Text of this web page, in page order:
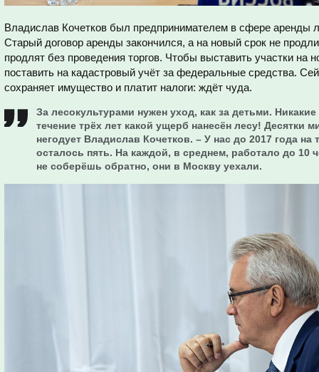
Владислав Кочетков был предпринимателем в сфере аренды
Старый договор аренды закончился, а на новый срок не
продлят без проведения торгов. Чтобы выставить участки
поставить на кадастровый учёт за федеральные средства.
сохраняет имущество и платит налоги: ждёт чуда.
За лесокультурами нужен уход, как за детьми.
течение трёх лет какой ущерб нанесён лесу! Десятки
негодует Владислав Кочетков. – У нас до 2017 года
осталось пять. На каждой, в среднем, работало до 10
не соберёшь обратно, они в Москву уехали.